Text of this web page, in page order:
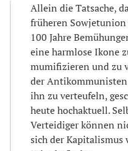
Allein die Tatsache,
früheren
100 Jahre
eine harmlose Ikone
mumifizieren und zu
der
ihn zu verteufeln,
heute hochaktuell.
Verteidiger können
sich der